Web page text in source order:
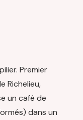
Premier
Richelieu,
un café de
dans un